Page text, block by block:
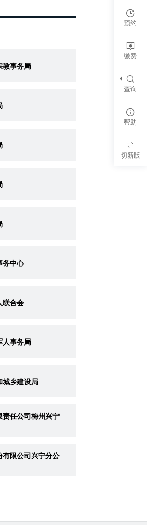
教事务局
务中心
联合会
人事务局
城乡建设局
责任公司梅州兴宁
有限公司兴宁分公
预约
缴费
查询
帮助
切新版